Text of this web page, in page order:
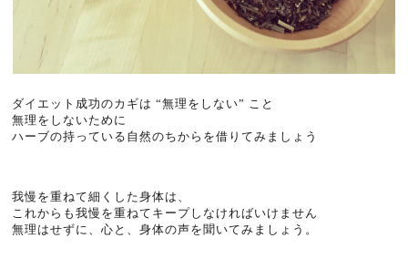
ダイエット成功のカギは “無理をしない” こと
無理をしないために
ハーブの持っている自然のちからを借りてみましょう
我慢を重ねて細くした身体は、
これからも我慢を重ねてキープしなければいけません
無理はせずに、心と、身体の声を聞いてみましょう。